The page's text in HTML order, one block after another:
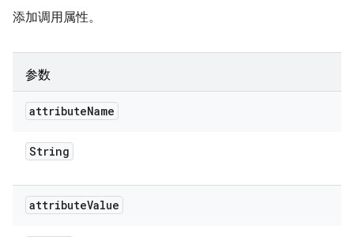
添加调用属性。
参数
attributeName
String
attributeValue